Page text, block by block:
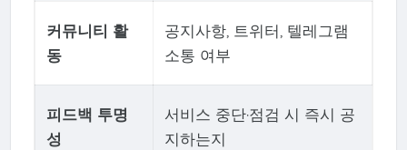
커뮤니티 활
동
공지사항, 트위터, 텔레그램
소통 여부
피드백 투명
성
서비스 중단·점검 시 즉시 공
지하는지